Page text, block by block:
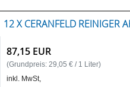
12 X CERANFELD REINIGER
87,15 EUR
(Grundpreis: 29,05 € / 1 Liter)
inkl. MwSt,